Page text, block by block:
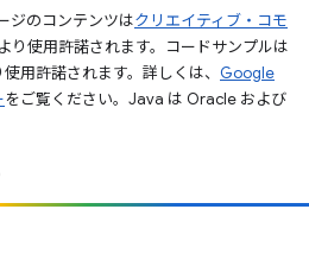
ジのコンテンツはクリエイティブ・コモ
り使用許諾されます。コードサンプルは
使用許諾されます。詳しくは、 Google
をご覧ください。Java は Oracle および